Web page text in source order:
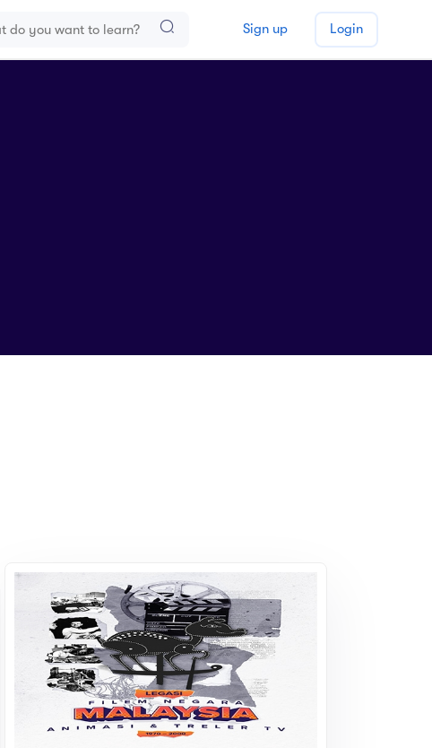
Sign up Login